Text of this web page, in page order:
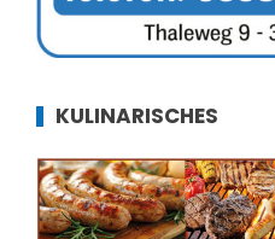
KULINARISCHES